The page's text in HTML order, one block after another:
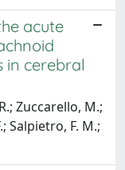
acute
in cerebral
Zuccarello, M.;
Salpietro, F. M.;